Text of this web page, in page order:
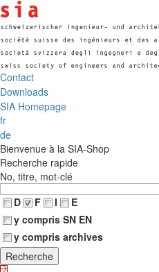
Contact
Downloads
SIA Homepage
fr
de
Bienvenue à la SIA-Shop
Recherche rapide
No, titre, mot-clé
D
F I
E
y compris SN EN
y compris archives